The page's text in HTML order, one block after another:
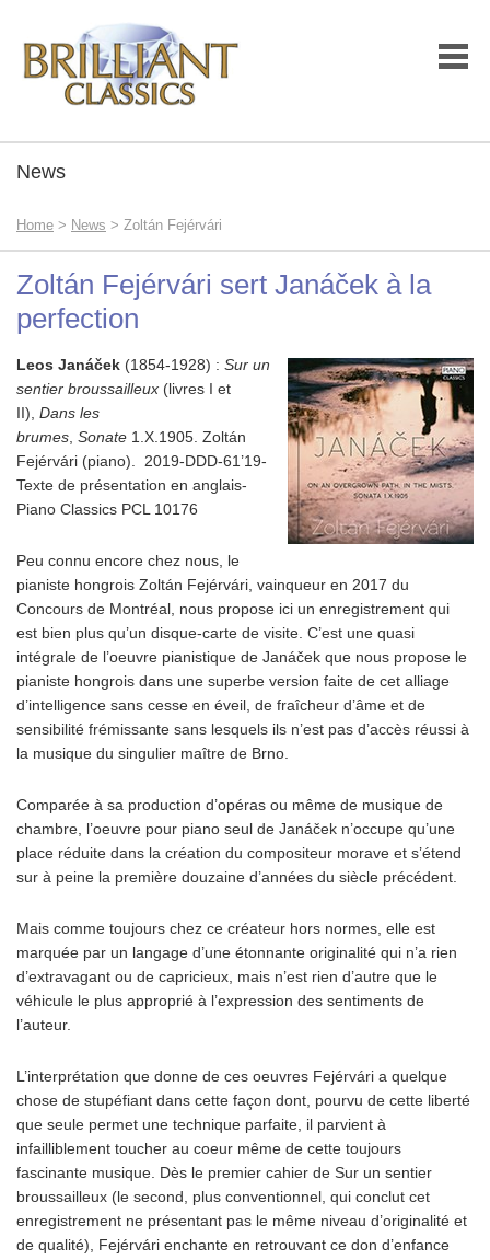
News
Home > News > Zoltán Fejérvári
Zoltán Fejérvári sert Janáček à la
perfection
Leos Janáček (1854-1928) : Sur un
sentier broussailleux (livres I et
II), Dans les
brumes Sonate 1.X.1905. Zoltán
Fejérvári (piano).
2019-DDD-61’19-
Texte de présentation en anglais-
Piano Classics PCL 10176
Peu connu encore chez nous, le
pianiste hongrois Zoltán Fejérvári, vainqueur en 2017 du
Concours de Montréal, nous propose ici un enregistrement qui
est bien plus qu’un disque-carte de visite. C’est une quasi
intégrale de l’oeuvre pianistique de Janáček que nous propose le
pianiste hongrois dans une superbe version faite de cet alliage
d’intelligence sans cesse en éveil, de fraîcheur d’âme et de
sensibilité frémissante sans lesquels ils n’est pas d’accès réussi à
la musique du singulier maître de Brno.
Comparée à sa production d’opéras ou même de musique de
chambre, l’oeuvre pour piano seul de Janáček n’occupe qu’une
place réduite dans la création du compositeur morave et s’étend
sur à peine la première douzaine d’années du siècle précédent.
Mais comme toujours chez ce créateur hors normes, elle est
marquée par un langage d’une étonnante originalité qui n’a rien
d’extravagant ou de capricieux, mais n’est rien d’autre que le
véhicule le plus approprié à l’expression des sentiments de
l’auteur.
L’interprétation que donne de ces oeuvres Fejérvári a quelque
chose de stupéfiant dans cette façon dont, pourvu de cette liberté
que seule permet une technique parfaite, il parvient à
infailliblement toucher au coeur même de cette toujours
fascinante musique. Dès le premier cahier de Sur un sentier
broussailleux (le second, plus conventionnel, qui conclut cet
enregistrement ne présentant pas le même niveau d’originalité et
de qualité), Fejérvári enchante en retrouvant ce don d’enfance